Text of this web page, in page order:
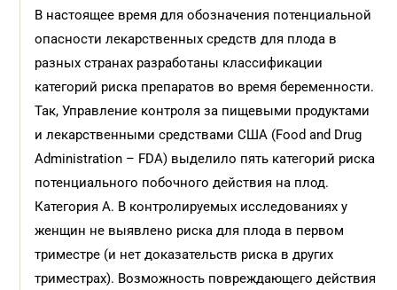
В настоящее время для обозначения потенциальной
опасности лекарственных средств для плода в
разных странах разработаны классификации
категорий риска препаратов во время беременности.
Так, Управление контроля за пищевыми продуктами
и лекарственными средствами США (Food and Drug
Administration – FDA) выделило пять категорий риска
потенциального побочного действия на плод.
Категория А. В контролируемых исследованиях у
женщин не выявлено риска для плода в первом
триместре (и нет доказательств риска в других
триместрах). Возможность повреждающего действия